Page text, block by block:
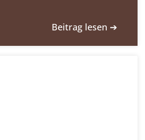
Beitrag lesen ➔